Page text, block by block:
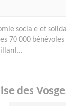
sociale et
70 000
des